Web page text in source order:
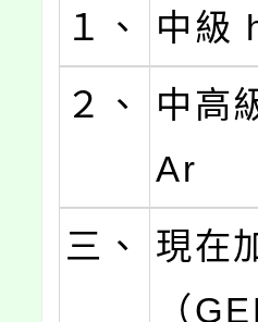
１、
中級
２、
中高
Ar
三、
現在
（